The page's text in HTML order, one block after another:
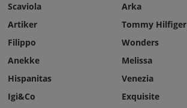
Scaviola
Artiker
Filippo
Arka
Tommy Hilfiger
Wonders
Anekke
Hispanitas
Igi&Co
Melissa
Venezia
Exquisite